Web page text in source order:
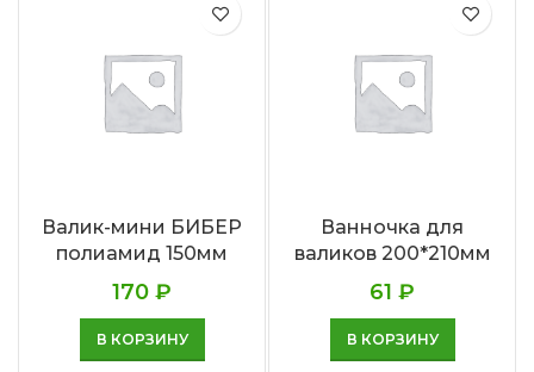
Валик-мини БИБЕР
полиамид 150мм
170 ₽
В КОРЗИНУ
Ванночка для
валиков 200*210мм
61 ₽
В КОРЗИНУ